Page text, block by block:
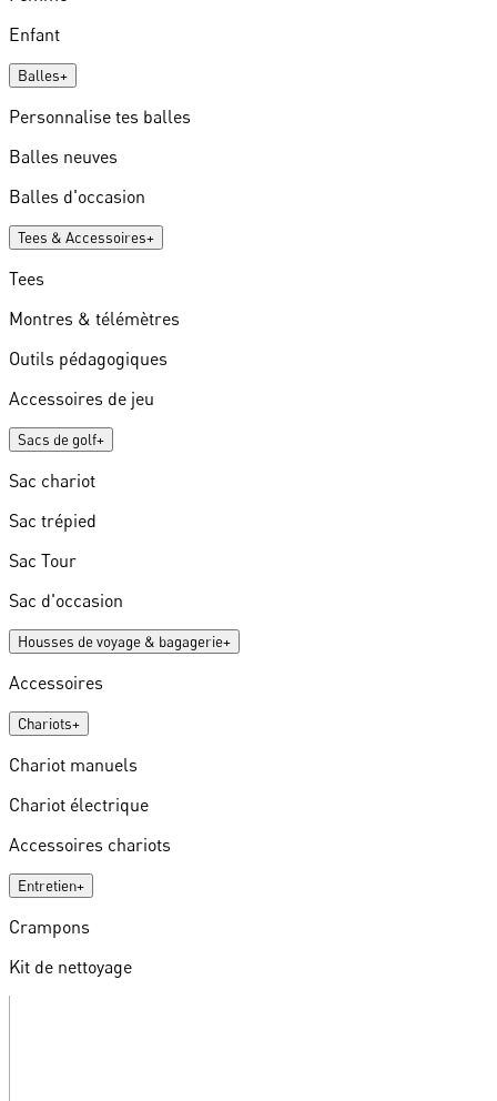
Enfant
Balles+
Personnalise tes balles
Balles neuves
Balles d'occasion
Tees & Accessoires+
Tees
Montres & télémètres
Outils pédagogiques
Accessoires de jeu
Sacs de golf+
Sac chariot
Sac trépied
Sac Tour
Sac d'occasion
Housses de voyage & bagagerie+
Accessoires
Chariots+
Chariot manuels
Chariot électrique
Accessoires chariots
Entretien+
Crampons
Kit de nettoyage